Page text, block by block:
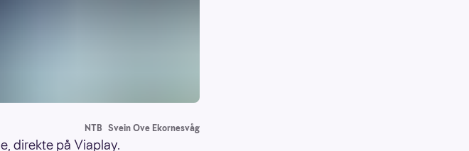
NTB Svein Ove Ekornesvåg
direkte på Viaplay.